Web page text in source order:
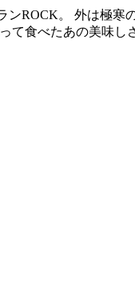
ンROCK。 外は極
て食べたあの美味し